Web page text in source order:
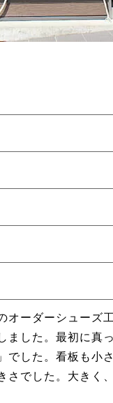
オーダーシューズ
ました。最初に真
でした。看板も小
さでした。大きく